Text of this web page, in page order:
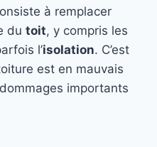
à remplacer
du toit, y compris les
l’isolation. C’est
est en mauvais
importants